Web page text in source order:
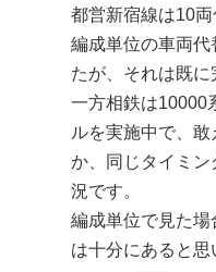
都営新宿線は10
編成単位の車両代
たが、それは既に
一方相鉄は10000
ルを実施中で、
か、同じタイミ
況です。
編成単位で見た
は十分にあると思